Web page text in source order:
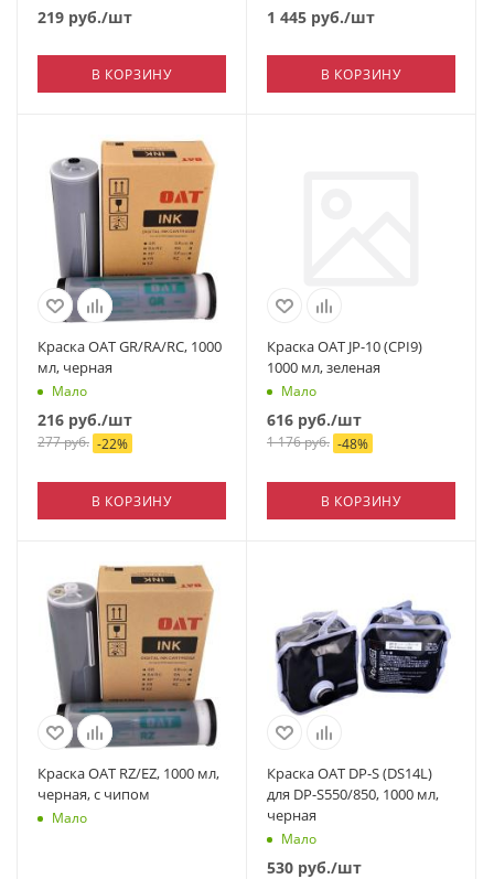
219 руб./шт
В КОРЗИНУ
1 445 руб./шт
В КОРЗИНУ
Краска OAT GR/RA/RC, 1000
мл, черная
Мало
216 руб./шт
277руб. -22%
В КОРЗИНУ
Краска OAT JP-10 (CPI9)
1000 мл, зеленая
Мало
616 руб./шт
1 176руб. -48%
В КОРЗИНУ
Краска OAT RZ/EZ, 1000 мл,
черная, с чипом
Мало
Краска OAT DP-S (DS14L)
для DP-S550/850, 1000 мл,
черная
Мало
530 руб./шт